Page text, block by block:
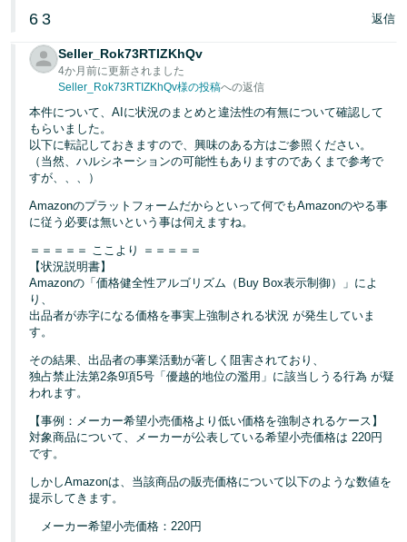
6 3 返信
Seller_Rok73RTIZKhQv
4か月前に更新されました
Seller_Rok73RTIZKhQv様の投稿への返信
本件について、AIに状況のまとめと違法性の有無について確認して
もらいました。
以下に転記しておきますので、興味のある方はご参照ください。
（当然、ハルシネーションの可能性もありますのであくまで参考で
すが、、、）
Amazonのプラットフォームだからといって何でもAmazonのやる事
に従う必要は無いという事は伺えますね。
＝＝＝＝＝ ここより ＝＝＝＝＝
【状況説明書】
Amazonの「価格健全性アルゴリズム（Buy Box表示制御）」によ
り、
出品者が赤字になる価格を事実上強制される状況 が発生していま
す。
その結果、出品者の事業活動が著しく阻害されており、
独占禁止法第2条9項5号「優越的地位の濫用」に該当しうる行為 が疑
われます。
【事例：メーカー希望小売価格より低い価格を強制されるケース】
対象商品について、メーカーが公表している希望小売価格は 220円
です。
しかしAmazonは、当該商品の販売価格について以下のような数値を
提示してきます。
メーカー希望小売価格：220円